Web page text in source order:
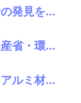
ベステラ、行方不明者の発見を報告
入札制度の是正を—経産省・環境省が指定PETボトル資源循環で検討会
車載用電池に使用するアルミ材の水平リサイクルを実現―PPES・日本軽金属・冨士発條・PEX